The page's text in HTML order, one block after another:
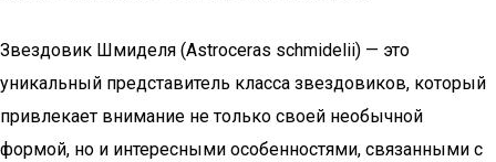
Звездовик Шмиделя (Astroceras schmidelii) — это
уникальный представитель класса звездовиков, который
привлекает внимание не только своей необычной
формой, но и интересными особенностями, связанными с